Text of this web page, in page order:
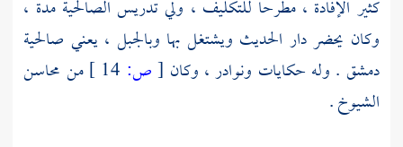
كثير الإفادة ، مطرحا للتكليف ، ولي تدريس الصالحيةمدة ،
وكان يحضر دار الحديث ويشتغل بها وبالجبل ، يعني صالحية
دمشق . وله حكايات ونوادر ، وكان [ص:
من محاسن
الشيوخ .